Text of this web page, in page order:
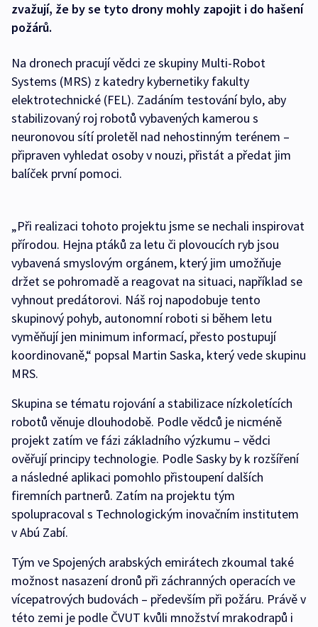
zvažují, že by se tyto drony mohly zapojit i do hašení
požárů.
Na dronech pracují vědci ze skupiny Multi-Robot
Systems (MRS) z katedry kybernetiky fakulty
elektrotechnické (FEL). Zadáním testování bylo, aby
stabilizovaný roj robotů vybavených kamerou s
neuronovou sítí proletěl nad nehostinným terénem –
připraven vyhledat osoby v nouzi, přistát a předat jim
balíček první pomoci.
„Při realizaci tohoto projektu jsme se nechali inspirovat
přírodou. Hejna ptáků za letu či plovoucích ryb jsou
vybavená smyslovým orgánem, který jim umožňuje
držet se pohromadě a reagovat na situaci, například se
vyhnout predátorovi. Náš roj napodobuje tento
skupinový pohyb, autonomní roboti si během letu
vyměňují jen minimum informací, přesto postupují
koordinovaně,“ popsal Martin Saska, který vede skupinu
MRS.
Skupina se tématu rojování a stabilizace nízkoletících
robotů věnuje dlouhodobě. Podle vědců je nicméně
projekt zatím ve fázi základního výzkumu – vědci
ověřují principy technologie. Podle Sasky by k rozšíření
a následné aplikaci pomohlo přistoupení dalších
firemních partnerů. Zatím na projektu tým
spolupracoval s Technologickým inovačním institutem
v Abú Zabí.
Tým ve Spojených arabských emirátech zkoumal také
možnost nasazení dronů při záchranných operacích ve
vícepatrových budovách – především při požáru. Právě v
této zemi je podle ČVUT kvůli množství mrakodrapů i